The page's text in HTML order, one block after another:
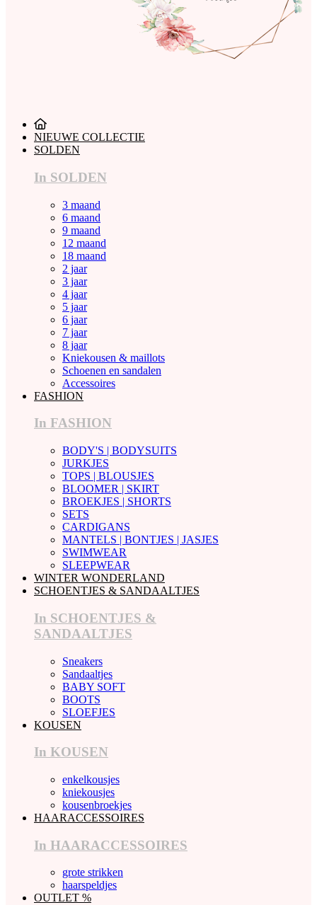
NIEUWE COLLECTIE
SOLDEN
In SOLDEN
3 maand
6 maand
9 maand
12 maand
18 maand
2 jaar
3 jaar
4 jaar
5 jaar
6 jaar
7 jaar
8 jaar
Kniekousen & maillots
Schoenen en sandalen
Accessoires
FASHION
In FASHION
BODY'S | BODYSUITS
JURKJES
TOPS | BLOUSJES
BLOOMER | SKIRT
BROEKJES | SHORTS
SETS
CARDIGANS
MANTELS | BONTJES | JASJES
SWIMWEAR
SLEEPWEAR
WINTER WONDERLAND
SCHOENTJES & SANDAALTJES
In SCHOENTJES &
SANDAALTJES
Sneakers
Sandaaltjes
BABY SOFT
BOOTS
SLOEFJES
KOUSEN
In KOUSEN
enkelkousjes
kniekousjes
kousenbroekjes
HAARACCESSOIRES
In HAARACCESSOIRES
grote strikken
haarspeldjes
OUTLET %